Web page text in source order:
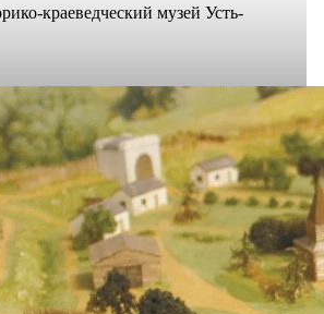
краеведческий музей Усть-